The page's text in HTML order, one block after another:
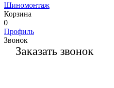
Шиномонтаж
Корзина
0
Профиль
Звонок
Заказать звонок